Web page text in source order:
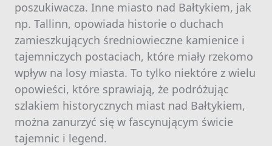
poszukiwacza. Inne miasto nad Bałtykiem, jak
np. Tallinn, opowiada historie o duchach
zamieszkujących średniowieczne kamienice i
tajemniczych postaciach, które miały rzekomo
wpływ na losy miasta. To tylko niektóre z wielu
opowieści, które sprawiają, że podróżując
szlakiem historycznych miast nad Bałtykiem,
można zanurzyć się w fascynującym świcie
tajemnic i legend.